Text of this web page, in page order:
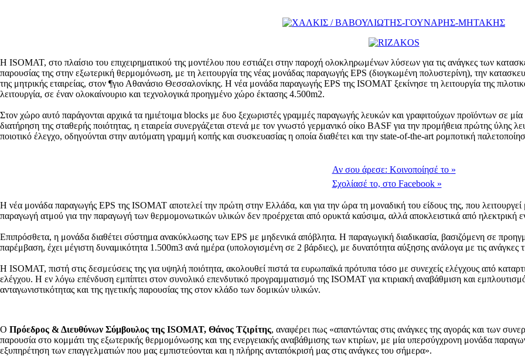
Η ISOMAT, στο πλαίσιο του επιχειρηματικού της μοντέλου που εστιάζει στην παροχή ολοκληρωμένων λύσεων για τις ανάγκες των
παρουσίας της στην εξωτερική θερμομόνωση, με τη λειτουργία της νέας μονάδας παραγωγής EPS (διογκωμένη πολυστερίνη), την
της μητρικής εταιρείας, στον ¶γιο Αθανάσιο Θεσσαλονίκης. Η νέα μονάδα παραγωγής EPS της ISOMAT ξεκίνησε τη λειτουργία της
λειτουργία, σε έναν ολοκαίνουριο και τεχνολογικά προηγμένο χώρο έκτασης 4.500m2.
Στον χώρο αυτό παράγονται αρχικά τα ημιέτοιμα blocks με δυο ξεχωριστές γραμμές παραγωγής λευκών και γραφιτούχων προϊόντων σε
διατήρηση της σταθερής ποιότητας, η εταιρεία συνεργάζεται στενά με τον γνωστό γερμανικό οίκο BASF για την προμήθεια πρώτης ύλης
ποιοτικό έλεγχο, οδηγούνται στην αυτόματη γραμμή κοπής και συσκευασίας η οποία διαθέτει και την state-of-the-art ρομποτική
Αν σου άρεσε: Κοινοποίησέ το »
Σχολίασέ το, στο Facebook »
Η νέα μονάδα παραγωγής EPS της ISOMAT αποτελεί την πρώτη στην Ελλάδα, και για την ώρα τη μοναδική του είδους της, που
παραγωγή ατμού για την παραγωγή των θερμομονωτικών υλικών δεν προέρχεται από ορυκτά καύσιμα, αλλά αποκλειστικά από
Επιπρόσθετα, η μονάδα διαθέτει σύστημα ανακύκλωσης των EPS με μηδενικά απόβλητα. Η παραγωγική διαδικασία, βασιζόμενη σε
παρέμβαση, έχει μέγιστη δυναμικότητα 1.500m3 ανά ημέρα (υπολογισμένη σε 2 βάρδιες), με δυνατότητα αύξησης ανάλογα με τις ανάγκες
Η ISOMAT, πιστή στις δεσμεύσεις της για υψηλή ποιότητα, ακολουθεί πιστά τα ευρωπαϊκά πρότυπα τόσο με συνεχείς ελέγχους από
ελέγχου. Η εν λόγω επένδυση εμπίπτει στον συνολικό επενδυτικό προγραμματισμό της ISOMAT για κτιριακή αναβάθμιση και
ανταγωνιστικότητας και της ηγετικής παρουσίας της στον κλάδο των δομικών υλικών.
Ο Πρόεδρος & Διευθύνων Σύμβουλος της ISOMAT, Θάνος Τζιρίτης, αναφέρει πως «απαντώντας στις ανάγκες της αγοράς και των
παρουσία στο κομμάτι της εξωτερικής θερμομόνωσης και της ενεργειακής αναβάθμισης των κτιρίων, με μία υπερσύγχρονη μονάδα
εξυπηρέτηση των επαγγελματιών που μας εμπιστεύονται και η πλήρης ανταπόκρισή μας στις ανάγκες του σήμερα».